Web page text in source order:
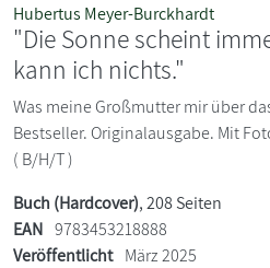
Hubertus Meyer-Burckhardt
"Die Sonne scheint
kann ich nichts."
Was meine Großmutter mir über
Bestseller. Originalausgabe. Mit
( B/H/T )
Buch (Hardcover), 208 Seiten
EAN 9783453218888
Veröffentlicht März 2025